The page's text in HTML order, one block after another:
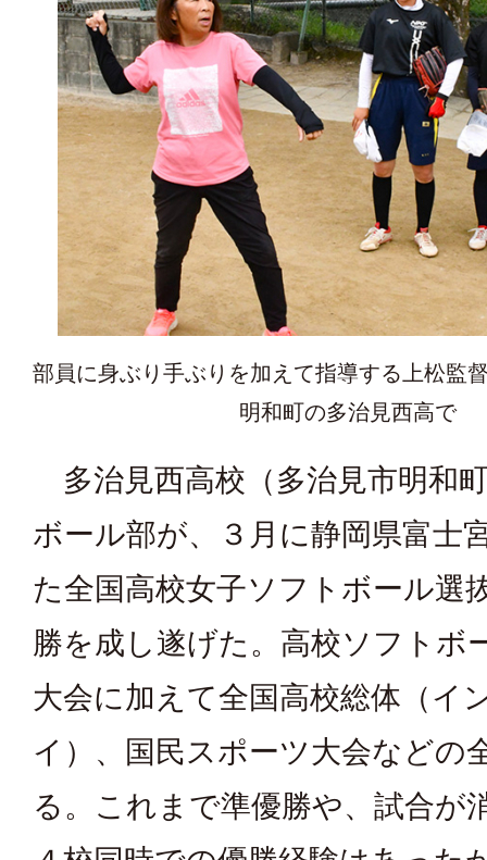
部員に身ぶり手ぶりを加えて指導する上松監
明和町の多治見西高で
多治見西高校（多治見市明和
ボール部が、３月に静岡県富士
た全国高校女子ソフトボール選
勝を成し遂げた。高校ソフトボ
大会に加えて全国高校総体（イ
イ）、国民スポーツ大会などの
る。これまで準優勝や、試合が